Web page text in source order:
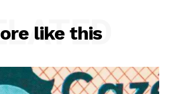
like this